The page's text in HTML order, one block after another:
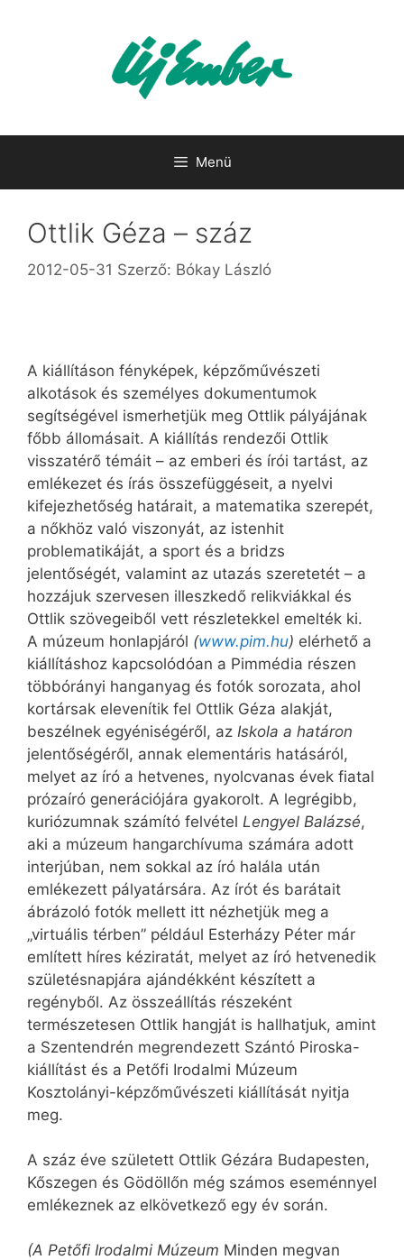
Menü
Ottlik Géza – száz
2012-05-31 Szerző: Bókay László
A kiállításon fényképek, képzőművészeti
alkotások és személyes dokumentumok
segítségével ismerhetjük meg Ottlik pályájának
főbb állomásait. A kiállítás rendezői Ottlik
visszatérő témáit – az emberi és írói tartást, az
emlékezet és írás összefüggéseit, a nyelvi
kifejezhetőség határait, a matematika szerepét,
a nőkhöz való viszonyát, az istenhit
problematikáját, a sport és a bridzs
jelentőségét, valamint az utazás szeretetét – a
hozzájuk szervesen illeszkedő relikviákkal és
Ottlik szövegeiből vett részletekkel emelték ki.
A múzeum honlapjáról (www.pim.hu) elérhető a
kiállításhoz kapcsolódóan a Pimmédia részen
többórányi hanganyag és fotók sorozata, ahol
kortársak elevenítik fel Ottlik Géza alakját,
beszélnek egyéniségéről, az Iskola a határon
jelentőségéről, annak elementáris hatásáról,
melyet az író a hetvenes, nyolcvanas évek fiatal
prózaíró generációjára gyakorolt. A legrégibb,
kuriózumnak számító felvétel Lengyel Balázsé,
aki a múzeum hangarchívuma számára adott
interjúban, nem sokkal az író halála után
emlékezett pályatársára. Az írót és barátait
ábrázoló fotók mellett itt nézhetjük meg a
„virtuális térben” például Esterházy Péter már
említett híres kéziratát, melyet az író hetvenedik
születésnapjára ajándékként készített a
regényből. Az összeállítás részeként
természetesen Ottlik hangját is hallhatjuk, amint
a Szentendrén megrendezett Szántó Piroska-
kiállítást és a Petőfi Irodalmi Múzeum
Kosztolányi-képzőművészeti kiállítását nyitja
meg.
A száz éve született Ottlik Gézára Budapesten,
Kőszegen és Gödöllőn még számos eseménnyel
emlékeznek az elkövetkező egy év során.
(A Petőfi Irodalmi Múzeum Minden megvan